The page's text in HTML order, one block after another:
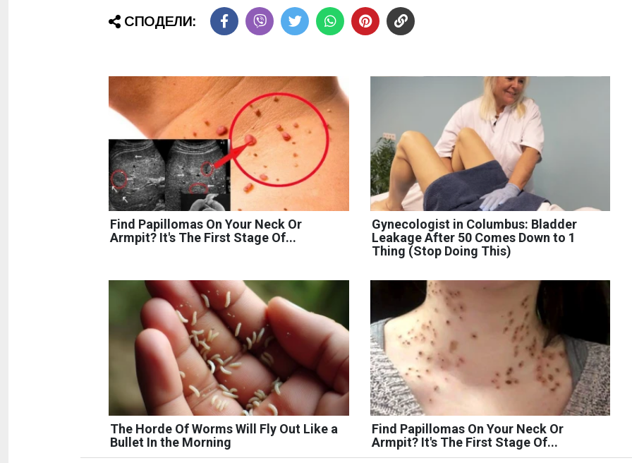
СПОДЕЛИ:
Find Papillomas On Your Neck Or
Armpit? It's The First Stage Of...
Gynecologist in Columbus: Bladder
Leakage After 50 Comes Down to 1
Thing (Stop Doing This)
The Horde Of Worms Will Fly Out Like a
Bullet In the Morning
Find Papillomas On Your Neck Or
Armpit? It's The First Stage Of...